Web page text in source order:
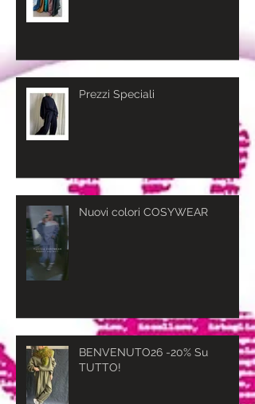
Prezzi Speciali
Nuovi colori COSYWEAR
BENVENUTO26 -20% Su
TUTTO!